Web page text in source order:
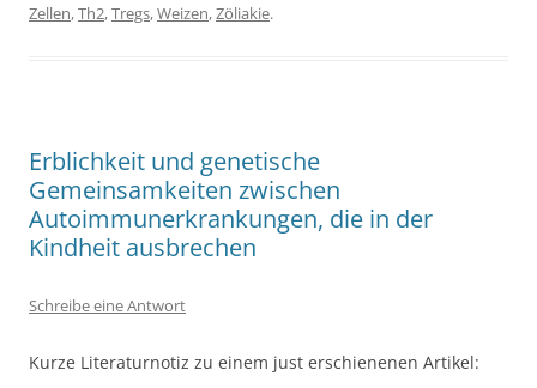
Zellen,Th2,Tregs,Weizen,Zöliakie.
Erblichkeit und genetische
Gemeinsamkeiten zwischen
Autoimmunerkrankungen, die in der
Kindheit ausbrechen
Schreibe eine Antwort
Kurze Literaturnotiz zu einem just erschienenen Artikel: